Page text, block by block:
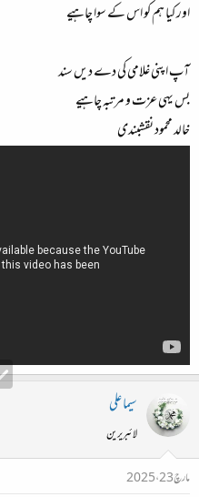
اور کیا ہم کو اس کے سوا چاہیے
آپ اپنی غلامی کی دے دیں سند
بس یہی عزت و مرتبہ چاہیے
خالد محمود نقشبندی
سیما علی
لائبریرین
مارچ 23، 2025